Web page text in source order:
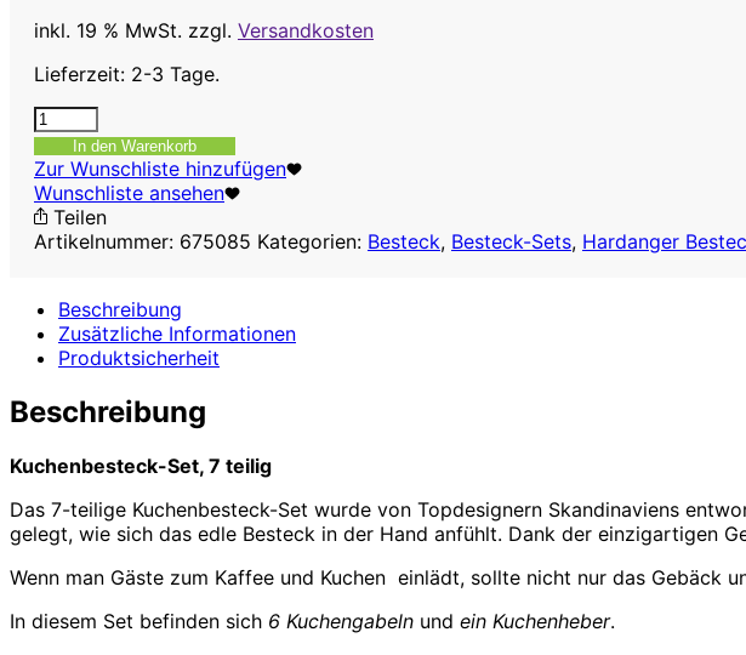
inkl. 19 % MwSt. zzgl. Versandkosten
Lieferzeit: 2-3 Tage.
Kuchenbesteck-
Set
Lykke
,
7
teilig
In den Warenkorb
Zur Wunschliste hinzufügen
Wunschliste ansehen
Teilen
Artikelnummer: 675085 Kategorien: Besteck, Besteck-Sets, Hardanger
Beschreibung
Zusätzliche Informationen
Produktsicherheit
Beschreibung
Kuchenbesteck-Set, 7 teilig
Das 7-teilige Kuchenbesteck-Set wurde von Topdesignern Skandinaviens
gelegt, wie sich das edle Besteck in der Hand anfühlt. Dank der einzigartigen
Wenn man Gäste zum Kaffee und Kuchen einlädt, sollte nicht nur das Gebäck
In diesem Set befinden sich 6 Kuchengabeln und ein Kuchenheber.